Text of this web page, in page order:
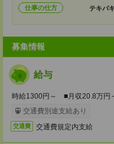
仕事の仕方 テキパキ
募集情報
給与
時給1300円～ ■月収20.8万円
交通費別途支給あり
交通費 交通費規定内支給